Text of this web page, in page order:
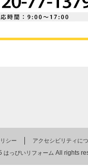
シー アクセシビリティに
はっぴいリフォーム All rights